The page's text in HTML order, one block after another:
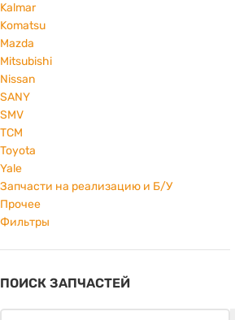
Kalmar
Komatsu
Mazda
Mitsubishi
Nissan
SANY
SMV
TCM
Toyota
Yale
Запчасти на реализацию и Б/У
Прочее
Фильтры
ПОИСК ЗАПЧАСТЕЙ